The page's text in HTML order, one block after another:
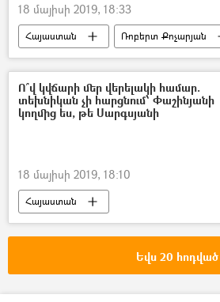
18 մայիսի 2019, 18:33
Հայաստան Ռոբերտ Քոչարյան
Ո՞վ կվճարի մեր վերելակի համար.
տեխնիկան չի հարցնում՝ Փաշինյանի
կողմից ես, թե Սարգսյանի
18 մայիսի 2019, 18:10
Հայաստան
Եվս 20 հոդված